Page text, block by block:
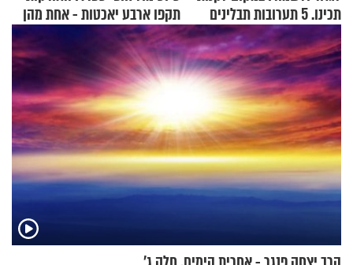
תכינו. 5 תערובות תבלינים
שמתאימות להכל
תקפו ארבע יאכטות - אחת מהן
טבעה